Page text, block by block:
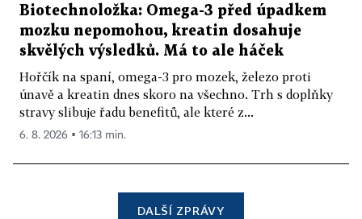
Biotechnoložka: Omega-3 před úpadkem
mozku nepomohou, kreatin dosahuje
skvělých výsledků. Má to ale háček
Hořčík na spaní, omega-3 pro mozek, železo proti
únavě a kreatin dnes skoro na všechno. Trh s doplňky
stravy slibuje řadu benefitů, ale které z...
6. 8. 2026 ▪ 16:13 min.
DALŠÍ ZPRÁVY